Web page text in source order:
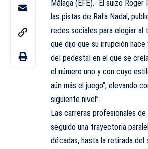
Málaga (EFE).- El suizo
las pistas de Rafa Nadal,
redes sociales para elogiar al
que dijo que su irrupción
del pedestal en el que se
el número uno y con cuyo
aún más el juego”, elevando
siguiente nivel”.
Las carreras profesionales de
seguido una trayectoria
décadas, hasta la retirada del